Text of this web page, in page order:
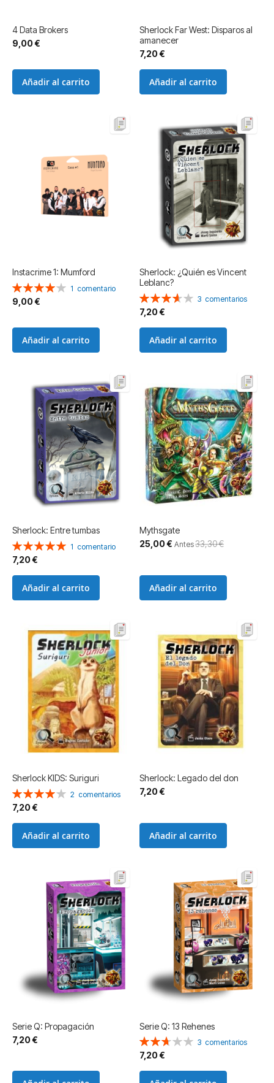
4 Data Brokers
9,00 €
Añadir al carrito
Sherlock Far West: Disparos al
amanecer
7,20 €
Añadir al carrito
Instacrime 1: Mumford
Valoración:
80%
1 comentario
9,00 €
Añadir al carrito
Sherlock: ¿Quién es Vincent
Leblanc?
Valoración:
73%
3 comentarios
7,20 €
Añadir al carrito
Sherlock: Entre tumbas
Valoración:
100%
1 comentario
7,20 €
Añadir al carrito
Mythsgate
Precio
especial
25,00 € Antes33,30 €
Añadir al carrito
Sherlock KIDS: Suriguri
Valoración:
80%
2 comentarios
7,20 €
Añadir al carrito
Sherlock: Legado del don
7,20 €
Añadir al carrito
Serie Q: Propagación
7,20 €
Serie Q: 13 Rehenes
Valoración:
53%
3 comentarios
7,20 €